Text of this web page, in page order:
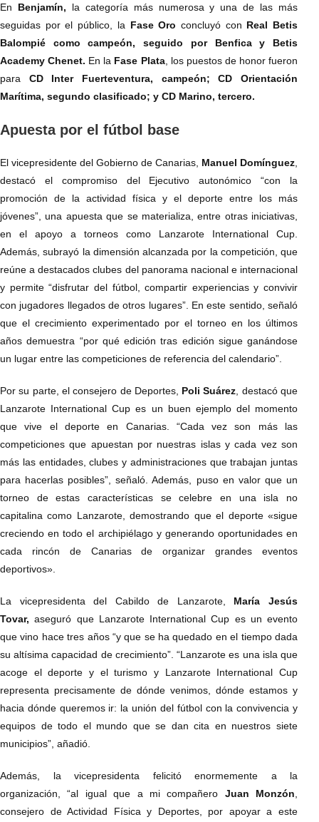
En Benjamín, la categoría más numerosa y una de las más
seguidas por el público, la Fase Oro concluyó con Real Betis
Balompié como campeón, seguido por Benfica y Betis
Academy Chenet. En la Fase Plata, los puestos de honor fueron
para CD Inter Fuerteventura, campeón; CD Orientación
Marítima, segundo clasificado; y CD Marino, tercero.
Apuesta por el fútbol base
El vicepresidente del Gobierno de Canarias, Manuel Domínguez
destacó el compromiso del Ejecutivo autonómico “con la
promoción de la actividad física y el deporte entre los más
jóvenes”, una apuesta que se materializa, entre otras iniciativas,
en el apoyo a torneos como Lanzarote International Cup.
Además, subrayó la dimensión alcanzada por la competición, que
reúne a destacados clubes del panorama nacional e internacional
y permite “disfrutar del fútbol, compartir experiencias y convivir
con jugadores llegados de otros lugares”. En este sentido, señaló
que el crecimiento experimentado por el torneo en los últimos
años demuestra “por qué edición tras edición sigue ganándose
un lugar entre las competiciones de referencia del calendario”.
Por su parte, el consejero de Deportes, Poli Suárez , destacó que
Lanzarote International Cup es un buen ejemplo del momento
que vive el deporte en Canarias. “Cada vez son más las
competiciones que apuestan por nuestras islas y cada vez son
más las entidades, clubes y administraciones que trabajan juntas
para hacerlas posibles”, señaló. Además, puso en valor que un
torneo de estas características se celebre en una isla no
capitalina como Lanzarote, demostrando que el deporte «sigue
creciendo en todo el archipiélago y generando oportunidades en
cada rincón de Canarias de organizar grandes eventos
deportivos».
La vicepresidenta del Cabildo de Lanzarote,
María Jesús
Tovar, aseguró que Lanzarote International Cup es un evento
que vino hace tres años “y que se ha quedado en el tiempo dada
su altísima capacidad de crecimiento”. “Lanzarote es una isla que
acoge el deporte y el turismo y Lanzarote International Cup
representa precisamente de dónde venimos, dónde estamos y
hacia dónde queremos ir: la unión del fútbol con la convivencia y
equipos de todo el mundo que se dan cita en nuestros siete
municipios”, añadió.
Además, la vicepresidenta felicitó enormemente a la
organización, “al igual que a mi compañero Juan Monzón
consejero de Actividad Física y Deportes, por apoyar a este